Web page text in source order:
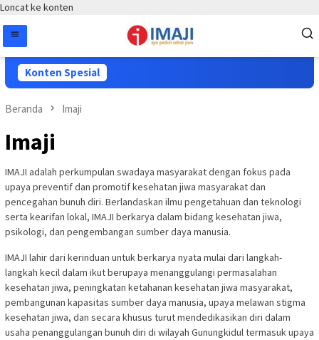
Loncat ke konten
Konten Spesial
Beranda Imaji
Imaji
IMAJI adalah perkumpulan swadaya masyarakat dengan fokus pada
upaya preventif dan promotif kesehatan jiwa masyarakat dan
pencegahan bunuh diri. Berlandaskan ilmu pengetahuan dan teknologi
serta kearifan lokal, IMAJI berkarya dalam bidang kesehatan jiwa,
psikologi, dan pengembangan sumber daya manusia.
IMAJI lahir dari kerinduan untuk berkarya nyata mulai dari langkah-
langkah kecil dalam ikut berupaya menanggulangi permasalahan
kesehatan jiwa, peningkatan ketahanan kesehatan jiwa masyarakat,
pembangunan kapasitas sumber daya manusia, upaya melawan stigma
kesehatan jiwa, dan secara khusus turut mendedikasikan diri dalam
usaha penanggulangan bunuh diri di wilayah Gunungkidul termasuk upaya